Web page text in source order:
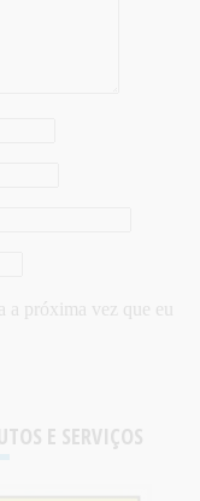
a próxima vez que eu
E SERVIÇOS